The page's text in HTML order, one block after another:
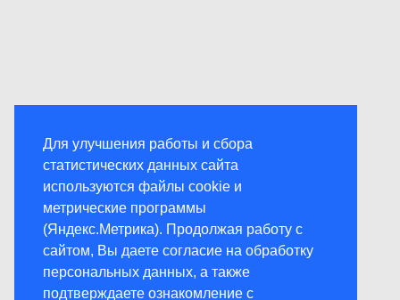
Для улучшения работы и сбора
статистических данных сайта
используются файлы cookie и
метрические программы
(Яндекс.Метрика). Продолжая работу с
сайтом, Вы даете согласие на обработку
персональных данных, а также
подтверждаете ознакомление с